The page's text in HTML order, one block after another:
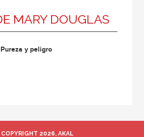
MARY DOUGLAS
Pureza y peligro
2026, AKAL